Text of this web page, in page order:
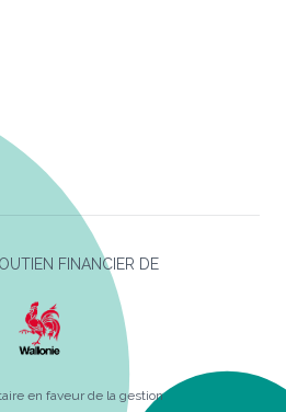
FINANCIER DE
en faveur de la gestion